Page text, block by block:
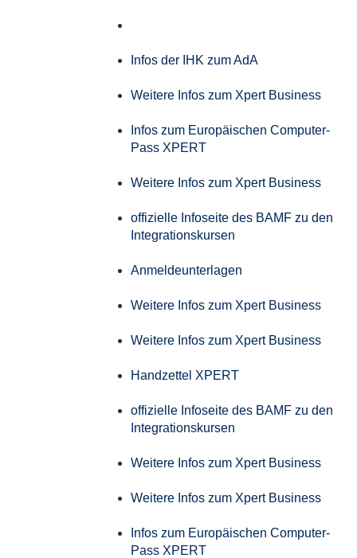
Infos der IHK zum AdA
Weitere Infos zum Xpert Business
Infos zum Europäischen Computer-
Pass XPERT
Weitere Infos zum Xpert Business
offizielle Infoseite des BAMF zu den
Integrationskursen
Anmeldeunterlagen
Weitere Infos zum Xpert Business
Weitere Infos zum Xpert Business
Handzettel XPERT
offizielle Infoseite des BAMF zu den
Integrationskursen
Weitere Infos zum Xpert Business
Weitere Infos zum Xpert Business
Infos zum Europäischen Computer-
Pass XPERT